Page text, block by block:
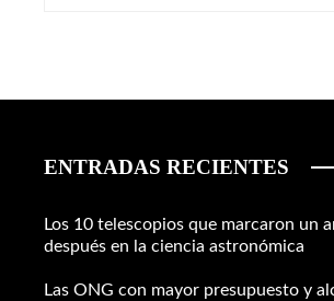
ENTRADAS RECIENTES
Los 10 telescopios que marcaron un
después en la ciencia astronómica
Las ONG con mayor presupuesto y